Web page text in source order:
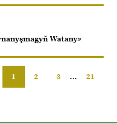
Watany»
1 2 3 ... 21